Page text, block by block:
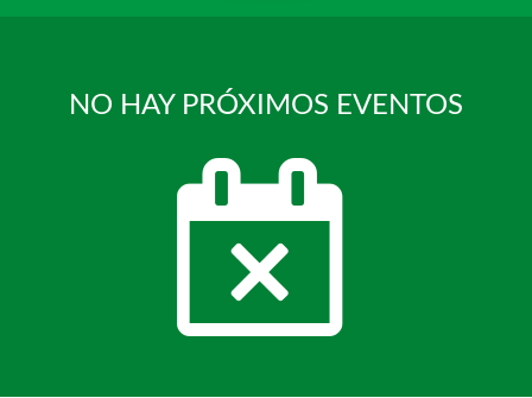
NO HAY PRÓXIMOS EVENTOS